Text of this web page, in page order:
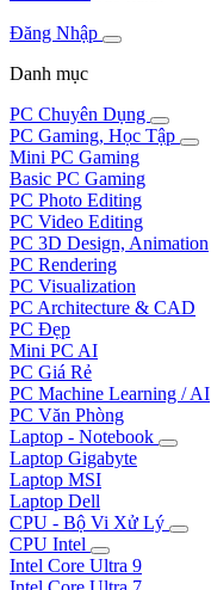
Đăng Nhập
Danh mục
PC Chuyên Dụng
PC Gaming, Học Tập
Mini PC Gaming
Basic PC Gaming
PC Photo Editing
PC Video Editing
PC 3D Design, Animation
PC Rendering
PC Visualization
PC Architecture & CAD
PC Đẹp
Mini PC AI
PC Giá Rẻ
PC Machine Learning / AI
PC Văn Phòng
Laptop - Notebook
Laptop Gigabyte
Laptop MSI
Laptop Dell
CPU - Bộ Vi Xử Lý
CPU Intel
Intel Core Ultra 9